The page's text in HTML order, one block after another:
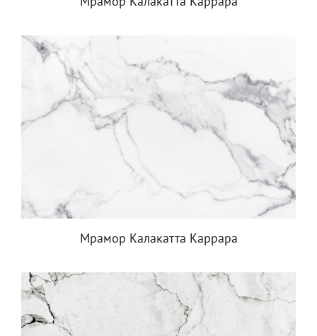
Мрамор Калакатта Каррара